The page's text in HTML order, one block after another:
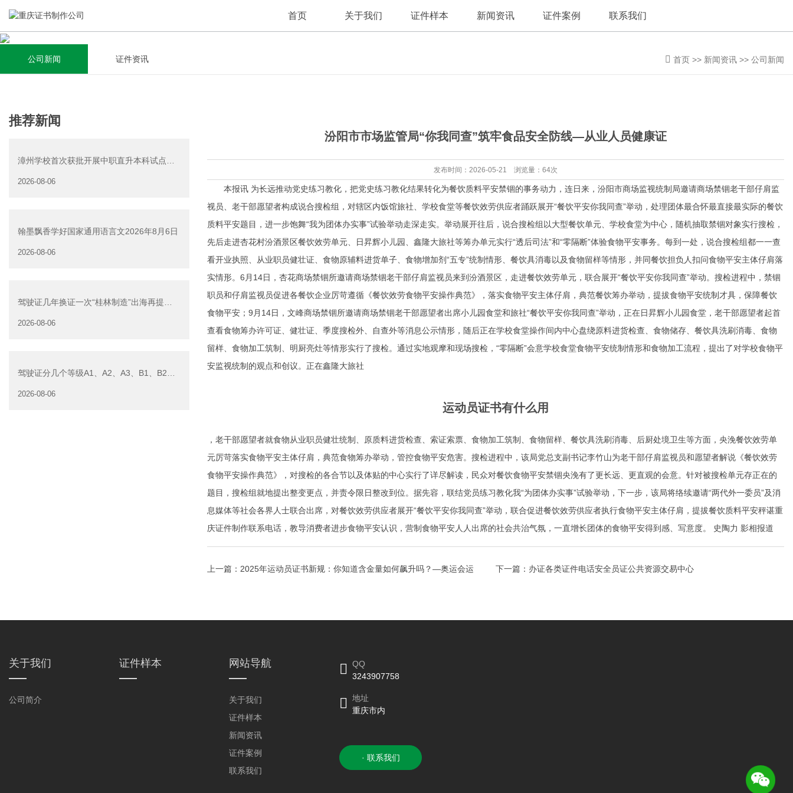
首页 关于我们
关于我们
集研发，设计，制造，安装于一体，多元化的证件制作需求，
为上千家企业提供过专业证件定制服务！
查看详情
证件样本 新闻资讯
新闻资讯
全自动流水线规模化生产，准时按期交货，年生产能力超过
40W万方米以上，拥有遍布全国的商务合作伙伴和较为完善的
查看详情
证件资讯
证件案例 联系我们
公司新闻 证件资讯 首页 >> 新闻资讯 >> 公司新闻
推荐新闻
漳州学校首次获批开展中职直升本科试点中
2026-08-06
翰墨飘香学好国家通用语言文2026年8月6日
2026-08-06
驾驶证几年换证一次“桂林制造”出海再提
2026-08-06
驾驶证分几个等级A1、A2、A3、B1、B2驾
2026-08-06
汾阳市市场监管局“你我同查”筑牢食品安全防线—从业人员健康证
发布时间：2026-05-21 浏览量：64次
本报讯 为长远推动党史练习教化，把党史练习教化结果转化为餐饮质料平安禁锢的事务动力，连日来，汾阳市商场监视统制局邀请商场禁锢老干部仔肩监
视员、老干部愿望者构成说合搜检组，对辖区内饭馆旅社、学校食堂等餐饮效劳供应者踊跃展开“餐饮平安你我同查”举动，处理团体最合怀最直接最实际的餐饮
质料平安题目，进一步饱舞“我为团体办实事”试验举动走深走实。举动展开往后，说合搜检组以大型餐饮单元、学校食堂为中心，随机抽取禁锢对象实行搜检，
先后走进杏花村汾酒景区餐饮效劳单元、日昇辉小儿园、鑫隆大旅社等筹办单元实行“透后司法”和“零隔断”体验食物平安事务。每到一处，说合搜检组都一一查
看开业执照、从业职员健壮证、食物原辅料进货单子、食物增加剂“五专”统制情形、餐饮具消毒以及食物留样等情形，并同餐饮担负人扣问食物平安主体仔肩落
实情形。6月14日，杏花商场禁锢所邀请商场禁锢老干部仔肩监视员来到汾酒景区，走进餐饮效劳单元，联合展开“餐饮平安你我同查”举动。搜检进程中，禁锢
职员和仔肩监视员促进各餐饮企业厉苛遵循《餐饮效劳食物平安操作典范》，落实食物平安主体仔肩，典范餐饮筹办举动，提拔食物平安统制才具，保障餐饮
食物平安；9月14日，文峰商场禁锢所邀请商场禁锢老干部愿望者出席小儿园食堂和旅社“餐饮平安你我同查”举动，正在日昇辉小儿园食堂，老干部愿望者起首
查看食物筹办许可证、健壮证、季度搜检外、自查外等消息公示情形，随后正在学校食堂操作间内中心盘绕原料进货检查、食物储存、餐饮具洗刷消毒、食物
留样、食物加工筑制、明厨亮灶等情形实行了搜检。通过实地观摩和现场搜检，“零隔断”会意学校食堂食物平安统制情形和食物加工流程，提出了对学校食物平
安监视统制的观点和创议。正在鑫隆大旅社
运动员证书有什么用
，老干部愿望者就食物从业职员健壮统制、原质料进货检查、索证索票、食物加工筑制、食物留样、餐饮具洗刷消毒、后厨处境卫生等方面，央浼餐饮效劳单
元厉苛落实食物平安主体仔肩，典范食物筹办举动，管控食物平安危害。搜检进程中，该局党总支副书记李竹山为老干部仔肩监视员和愿望者解说《餐饮效劳
食物平安操作典范》，对搜检的各合节以及体贴的中心实行了详尽解读，民众对餐饮食物平安禁锢央浼有了更长远、更直观的会意。针对被搜检单元存正在的
题目，搜检组就地提出整变更点，并责令限日整改到位。据先容，联结党员练习教化我“为团体办实事”试验举动，下一步，该局将络续邀请“两代外一委员”及消
息媒体等社会各界人士联合出席，对餐饮效劳供应者展开“餐饮平安你我同查”举动，联合促进餐饮效劳供应者执行食物平安主体仔肩，提拔餐饮质料平安秤谌重
庆证件制作联系电话 ，教导消费者进步食物平安认识，营制食物平安人人出席的社会共治气氛，一直增长团体的食物平安得到感、写意度。 史陶力 影相报道
上一篇： 2025年运动员证书新规：你知道含金量如何飙升吗？—奥运会运 下一篇： 办证各类证件电话安全员证公共资源交易中心
关于我们
公司简介
证件样本 网站导航
关于我们
证件样本
新闻资讯
证件案例
联系我们
QQ
3243907758
地址
重庆市内
· 联系我们